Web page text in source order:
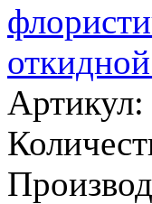
Артикул: